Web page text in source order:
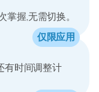
握,无需切换。
有时间调整计
仅限应用